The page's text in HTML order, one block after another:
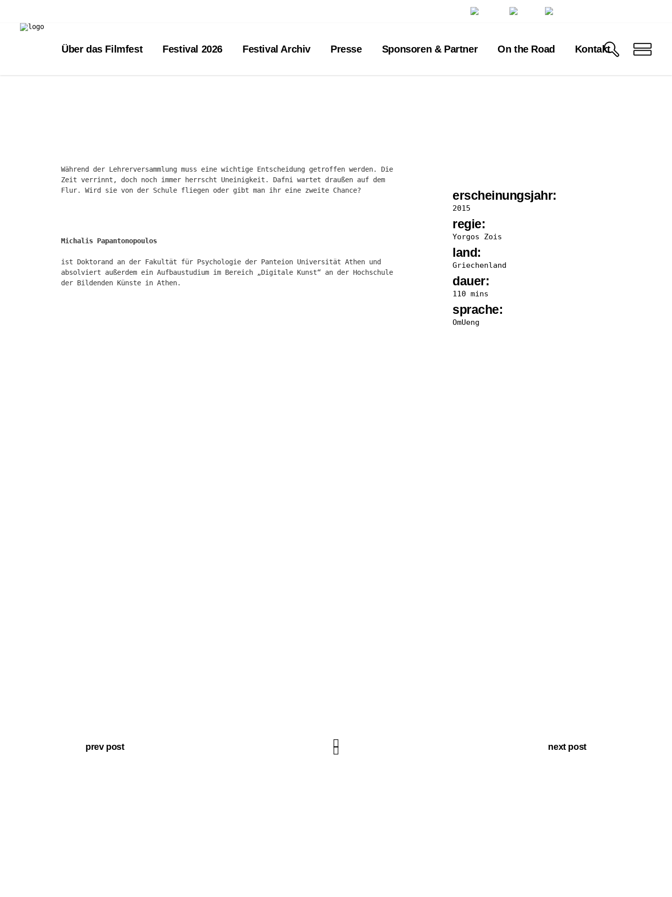
Über das Filmfest Festival 2026 Festival Archiv Presse Sponsoren & Partner On the Road Kontakt
Während der Lehrerversammlung muss eine wichtige Entscheidung getroffen werden. Die
Zeit verrinnt, doch noch immer herrscht Uneinigkeit. Dafni wartet draußen auf dem
Flur. Wird sie von der Schule fliegen oder gibt man ihr eine zweite Chance?
Michalis Papantonopoulos
ist Doktorand an der Fakultät für Psychologie der Panteion Universität Athen und
absolviert außerdem ein Aufbaustudium im Bereich „Digitale Kunst“ an der Hochschule
der Bildenden Künste in Athen.
erscheinungsjahr:
2015
regie:
Yorgos Zois
land:
Griechenland
dauer:
110 mins
sprache:
OmUeng
prev post next post